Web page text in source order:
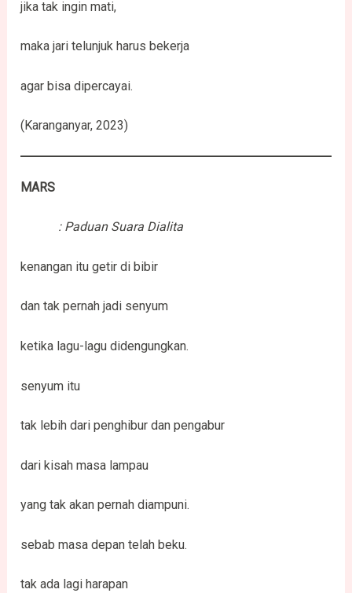
jika tak ingin mati,
maka jari telunjuk harus bekerja
agar bisa dipercayai.
(Karanganyar, 2023)
MARS
: Paduan Suara Dialita
kenangan itu getir di bibir
dan tak pernah jadi senyum
ketika lagu-lagu didengungkan.
senyum itu
tak lebih dari penghibur dan pengabur
dari kisah masa lampau
yang tak akan pernah diampuni.
sebab masa depan telah beku.
tak ada lagi harapan